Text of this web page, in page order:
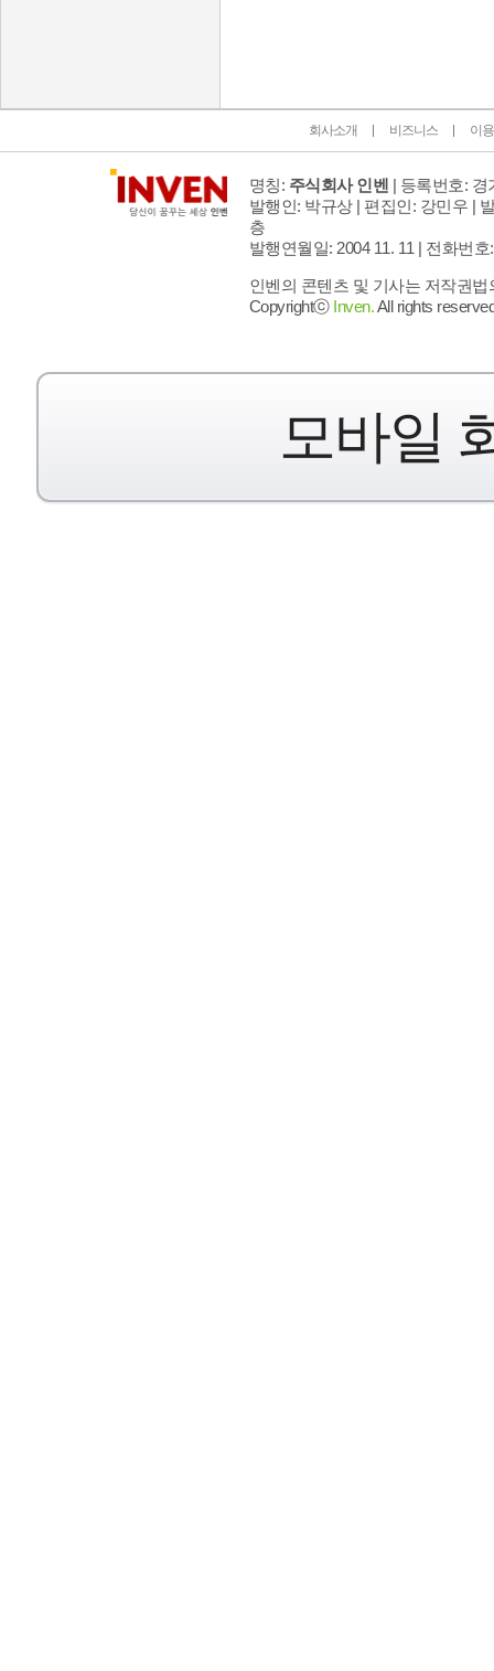
회사소개 비즈니스 이
명칭: 주식회사 인벤 | 등록번호: 경
발행인: 박규상 | 편집인: 강민우 |
층
발행연월일: 2004 11. 11 | 전화번호
인벤의 콘텐츠 및 기사는 저작권
Copyrightⓒ Inven.All rights
모바일